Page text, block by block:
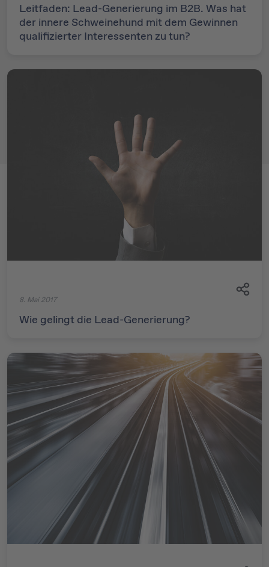
Leitfaden: Lead-Generierung im B2B. Was hat
der innere Schweinehund mit dem Gewinnen
qualifizierter Interessenten zu tun?
8. Mai 2017
Wie gelingt die Lead-Generierung?